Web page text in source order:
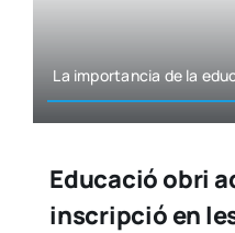
La impor­tan­cia de la
Educació obri
inscripció en